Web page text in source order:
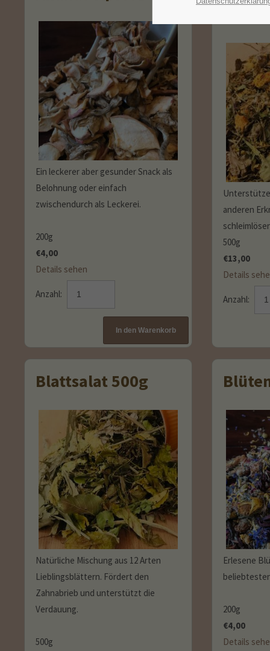
Ein leckerer aber gesunder Snack als
Belohnung oder einfach
zwischendurch als Leckerei.
200g
€4,00
Details sehen
Anzahl:
anderen
500g
€13,00
Details
Anzahl:
Blattsalat 500g
Natürliche Mischung aus 12 Arten
Lieblingsblättern. Fördert den
Zahnabrieb und unterstützt die
Verdauung.
500g
Erlesene
200g
€4,00
Details